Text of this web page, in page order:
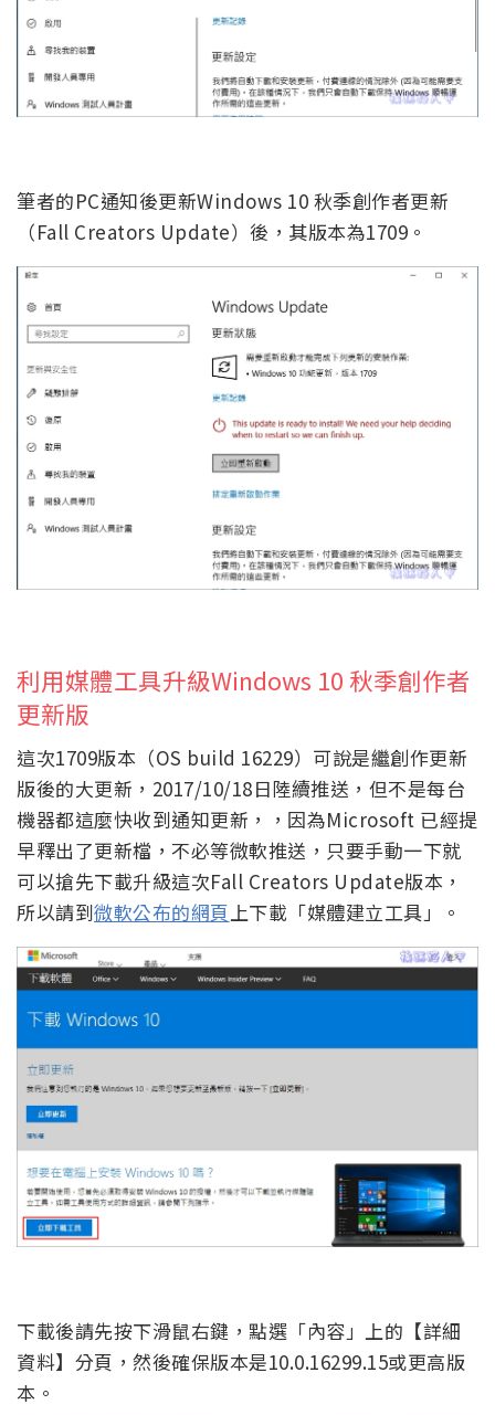
筆者的PC通知後更新Windows 10 秋季創作者更新
（Fall Creators Update）後，其版本為1709。
利用媒體工具升級Windows 10 秋季創作者
更新版
這次1709版本（OS build 16229）可說是繼創作更新
版後的大更新，2017/10/18日陸續推送，但不是每台
機器都這麼快收到通知更新，，因為Microsoft 已經提
早釋出了更新檔，不必等微軟推送，只要手動一下就
可以搶先下載升級這次Fall Creators Update版本，
所以請到微軟公布的網頁 上下載「媒體建立工具」。
下載後請先按下滑鼠右鍵，點選「內容」上的【詳細
資料】分頁，然後確保版本是10.0.16299.15或更高版
本。